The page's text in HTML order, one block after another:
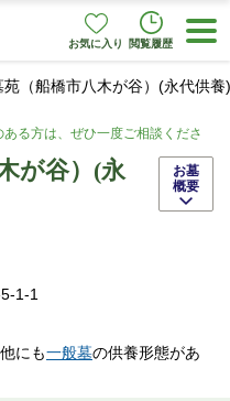
お気に入り 閲覧履歴
苑（船橋市八木が谷）(永代供養)
る方は、ぜひ一度ご相談くださ
が谷）(永
1-1
にも一般墓の供養形態があ
お墓
概要